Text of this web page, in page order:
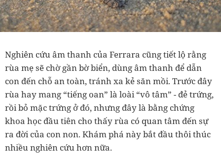
Nghiên cứu âm thanh của Ferrara cũng tiết lộ rằng
rùa mẹ sẽ chờ gần bờ biển, dùng âm thanh để dẫn
con đến chỗ an toàn, tránh xa kẻ săn mồi. Trước đây
rùa hay mang “tiếng oan” là loài “vô tâm” - đẻ trứng,
rồi bỏ mặc trứng ở đó, nhưng đây là bằng chứng
khoa học đầu tiên cho thấy rùa có quan tâm đến sự
ra đời của con non. Khám phá này bắt đầu thôi thúc
nhiều nghiên cứu hơn nữa.